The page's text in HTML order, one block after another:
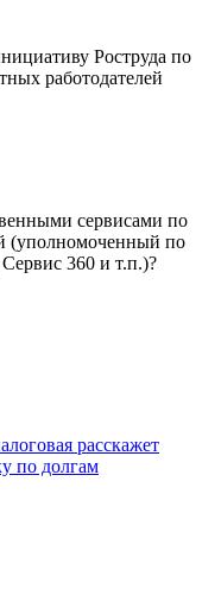
Роструда по
работодателей
сервисами по
(уполномоченный по
360 и т.п.)?
расскажет
по долгам